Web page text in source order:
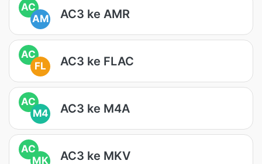
AC
AM
AC3 ke AMR
AC
FL
AC3 ke FLAC
AC
M4
AC3 ke M4A
AC
MK
AC3 ke MKV